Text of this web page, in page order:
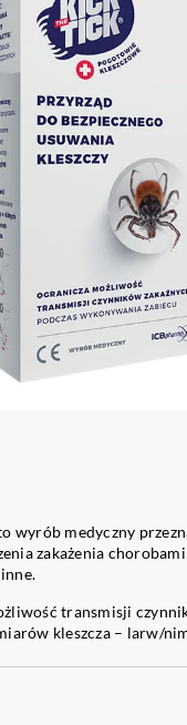
wyrób medyczny
zakażenia
transmisji
kleszcza – larw/